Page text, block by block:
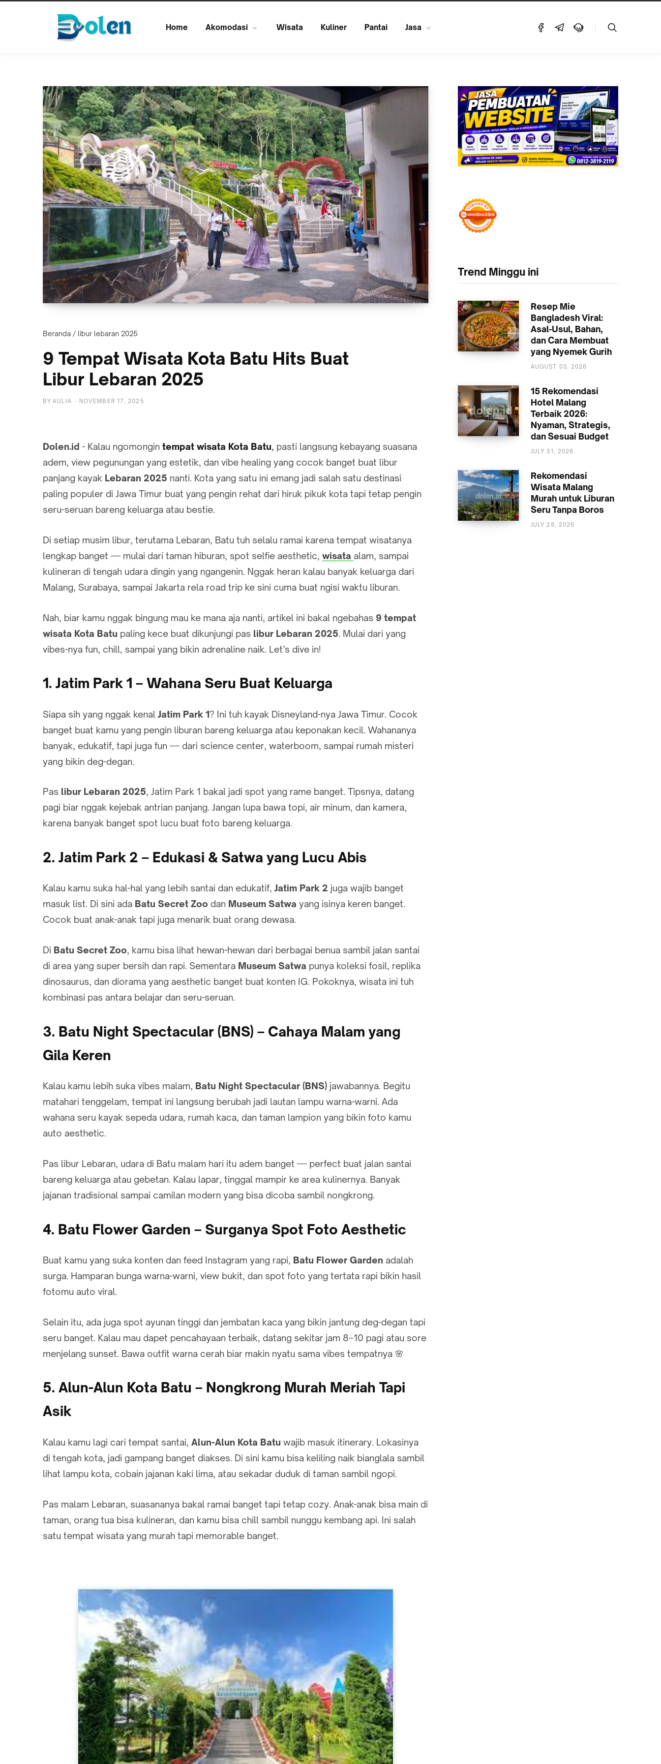
Home Akomodasi Wisata Kuliner Pantai Jasa
Beranda / libur lebaran 2025
9 Tempat Wisata Kota Batu Hits Buat
Libur Lebaran 2025
BY AULIA - NOVEMBER 17, 2025
Dolen.id - Kalau ngomongin tempat wisata Kota Batu, pasti langsung kebayang suasana
adem, view pegunungan yang estetik, dan vibe healing yang cocok banget buat libur
panjang kayak Lebaran 2025 nanti. Kota yang satu ini emang jadi salah satu destinasi
paling populer di Jawa Timur buat yang pengin rehat dari hiruk pikuk kota tapi tetap pengin
seru-seruan bareng keluarga atau bestie.
Di setiap musim libur, terutama Lebaran, Batu tuh selalu ramai karena tempat wisatanya
lengkap banget — mulai dari taman hiburan, spot selfie aesthetic, wisata alam, sampai
kulineran di tengah udara dingin yang ngangenin. Nggak heran kalau banyak keluarga dari
Malang, Surabaya, sampai Jakarta rela road trip ke sini cuma buat ngisi waktu liburan.
Nah, biar kamu nggak bingung mau ke mana aja nanti, artikel ini bakal ngebahas 9 tempat
wisata Kota Batu paling kece buat dikunjungi pas libur Lebaran 2025. Mulai dari yang
vibes-nya fun, chill, sampai yang bikin adrenaline naik. Let’s dive in!
1. Jatim Park 1 – Wahana Seru Buat Keluarga
Siapa sih yang nggak kenal Jatim Park 1? Ini tuh kayak Disneyland-nya Jawa Timur. Cocok
banget buat kamu yang pengin liburan bareng keluarga atau keponakan kecil. Wahananya
banyak, edukatif, tapi juga fun — dari science center, waterboom, sampai rumah misteri
yang bikin deg-degan.
Pas libur Lebaran 2025, Jatim Park 1 bakal jadi spot yang rame banget. Tipsnya, datang
pagi biar nggak kejebak antrian panjang. Jangan lupa bawa topi, air minum, dan kamera,
karena banyak banget spot lucu buat foto bareng keluarga.
2. Jatim Park 2 – Edukasi & Satwa yang Lucu Abis
Kalau kamu suka hal-hal yang lebih santai dan edukatif, Jatim Park 2 juga wajib banget
masuk list. Di sini ada Batu Secret Zoo dan Museum Satwa yang isinya keren banget.
Cocok buat anak-anak tapi juga menarik buat orang dewasa.
Di Batu Secret Zoo, kamu bisa lihat hewan-hewan dari berbagai benua sambil jalan santai
di area yang super bersih dan rapi. Sementara Museum Satwa punya koleksi fosil, replika
dinosaurus, dan diorama yang aesthetic banget buat konten IG. Pokoknya, wisata ini tuh
kombinasi pas antara belajar dan seru-seruan.
3. Batu Night Spectacular (BNS) – Cahaya Malam yang
Gila Keren
Kalau kamu lebih suka vibes malam, Batu Night Spectacular (BNS) jawabannya. Begitu
matahari tenggelam, tempat ini langsung berubah jadi lautan lampu warna-warni. Ada
wahana seru kayak sepeda udara, rumah kaca, dan taman lampion yang bikin foto kamu
auto aesthetic.
Pas libur Lebaran, udara di Batu malam hari itu adem banget — perfect buat jalan santai
bareng keluarga atau gebetan. Kalau lapar, tinggal mampir ke area kulinernya. Banyak
jajanan tradisional sampai camilan modern yang bisa dicoba sambil nongkrong.
4. Batu Flower Garden – Surganya Spot Foto Aesthetic
Buat kamu yang suka konten dan feed Instagram yang rapi, Batu Flower Garden adalah
surga. Hamparan bunga warna-warni, view bukit, dan spot foto yang tertata rapi bikin hasil
fotomu auto viral.
Selain itu, ada juga spot ayunan tinggi dan jembatan kaca yang bikin jantung deg-degan tapi
seru banget. Kalau mau dapet pencahayaan terbaik, datang sekitar jam 8–10 pagi atau sore
menjelang sunset. Bawa outfit warna cerah biar makin nyatu sama vibes tempatnya 🌸
5. Alun-Alun Kota Batu – Nongkrong Murah Meriah Tapi
Asik
Kalau kamu lagi cari tempat santai, Alun-Alun Kota Batu wajib masuk itinerary. Lokasinya
di tengah kota, jadi gampang banget diakses. Di sini kamu bisa keliling naik bianglala sambil
lihat lampu kota, cobain jajanan kaki lima, atau sekadar duduk di taman sambil ngopi.
Pas malam Lebaran, suasananya bakal ramai banget tapi tetap cozy. Anak-anak bisa main di
taman, orang tua bisa kulineran, dan kamu bisa chill sambil nunggu kembang api. Ini salah
satu tempat wisata yang murah tapi memorable banget.
Trend Minggu ini
Resep Mie
Bangladesh Viral:
Asal-Usul, Bahan,
dan Cara Membuat
yang Nyemek Gurih
AUGUST 03, 2026
AKOMODASI
15 Rekomendasi
Hotel Malang
Terbaik 2026:
Nyaman, Strategis,
dan Sesuai Budget
JULY 31, 2026
Rekomendasi
Wisata Malang
Murah untuk Liburan
Seru Tanpa Boros
JULY 28, 2026